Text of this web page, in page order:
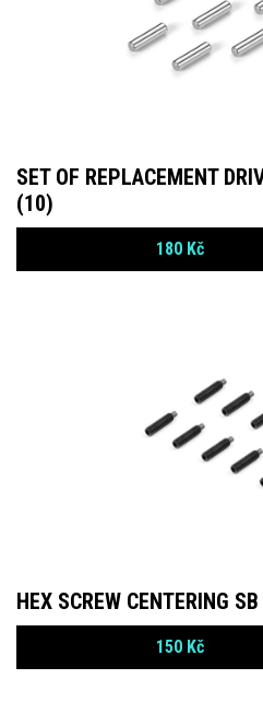
SET OF REPLACEMENT
(10)
180 Kč
HEX SCREW CENTERING
150 Kč